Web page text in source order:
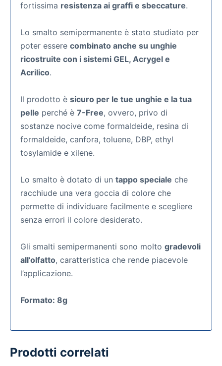
fortissima resistenza ai graffi e sbeccature.
Lo smalto semipermanente è stato studiato per
poter essere combinato anche su unghie
ricostruite con i sistemi GEL, Acrygel e
Acrilico.
Il prodotto è sicuro per le tue unghie e la tua
pelle perché è 7-Free, ovvero, privo di
sostanze nocive come formaldeide, resina di
formaldeide, canfora, toluene, DBP, ethyl
tosylamide e xilene.
Lo smalto è dotato di un tappo speciale che
racchiude una vera goccia di colore che
permette di individuare facilmente e scegliere
senza errori il colore desiderato.
Gli smalti semipermanenti sono molto gradevoli
all’olfatto, caratteristica che rende piacevole
l’applicazione.
Formato: 8g
Prodotti correlati